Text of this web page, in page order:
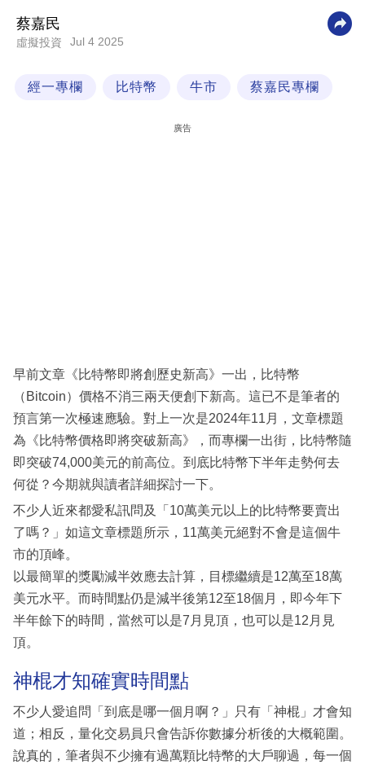
科
區
蔡嘉民
虛擬投資 Jul 4 2025
經一專欄 比特幣 牛市 蔡嘉民專欄
廣告
早前文章《比特幣即將創歷史新高》一出，比特幣
（Bitcoin）價格不消三兩天便創下新高。這已不是筆者的
預言第一次極速應驗。對上一次是2024年11月，文章標題
為《比特幣價格即將突破新高》，而專欄一出街，比特幣隨
即突破74,000美元的前高位。到底比特幣下半年走勢何去
何從？今期就與讀者詳細探討一下。
不少人近來都愛私訊問及「10萬美元以上的比特幣要賣出
了嗎？」如這文章標題所示，11萬美元絕對不會是這個牛
市的頂峰。
以最簡單的獎勵減半效應去計算，目標繼續是12萬至18萬
美元水平。而時間點仍是減半後第12至18個月，即今年下
半年餘下的時間，當然可以是7月見頂，也可以是12月見
頂。
神棍才知確實時間點
不少人愛追問「到底是哪一個月啊？」只有「神棍」才會知
道；相反，量化交易員只會告訴你數據分析後的大概範圍。
說真的，筆者與不少擁有過萬顆比特幣的大戶聊過，每一個